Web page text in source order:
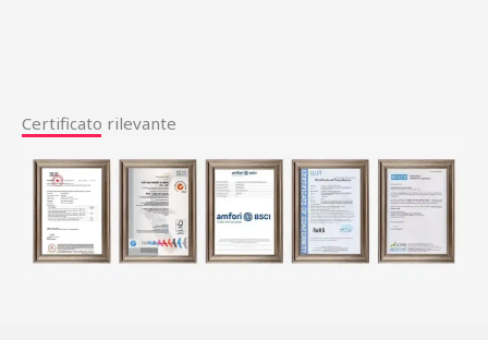
Certificato rilevante
Español
Português
日本語